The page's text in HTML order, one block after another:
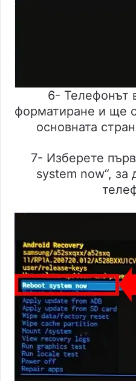
6- Телефонът
форматиране и ще
основната
7- Изберете
system now“, за